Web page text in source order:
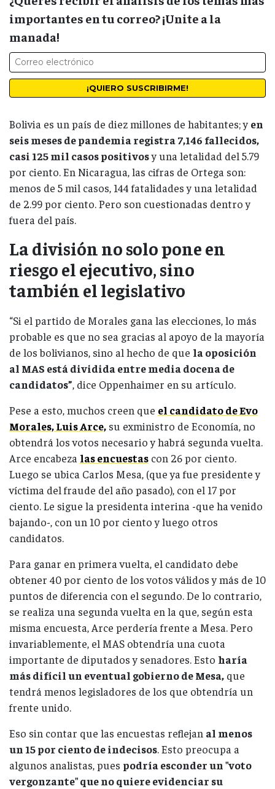
importantes en tu correo? ¡Unite a la
manada!
Bolivia es un país de diez millones de habitantes; yen
seis meses de pandemia registra 7,146 fallecidos,
casi 125 mil casos positivosy una letalidad del 5.79
por ciento. En Nicaragua, las cifras de Ortega son:
menos de 5 mil casos, 144 fatalidades y una letalidad
de 2.99 por ciento. Pero son cuestionadas dentro y
fuera del país.
La división no solo pone en
riesgo el ejecutivo, sino
también el legislativo
“Si el partido de Morales gana las elecciones, lo más
probable es que no sea gracias al apoyo de la mayoría
de los bolivianos, sino al hecho de que la oposición
al MAS está dividida entre media docena de
candidatos”, dice Oppenhaimer en su artículo.
Pese a esto, muchos creen que el candidato de Evo
Morales, Luis Arce, su exministro de Economía, no
obtendrá los votos necesario y habrá segunda vuelta.
Arce encabeza las encuestas con 26 por ciento.
Luego se ubica Carlos Mesa, (que ya fue presidente y
víctima del fraude del año pasado), con el 17 por
ciento. Le sigue la presidenta interina -que ha venido
bajando-, con un 10 por ciento y luego otros
candidatos.
Para ganar en primera vuelta, el candidato debe
obtener 40 por ciento de los votos válidos y más de 10
puntos de diferencia con el segundo. De lo contrario,
se realiza una segunda vuelta en la que, según esta
misma encuesta, Arce perdería frente a Mesa. Pero
invariablemente, el MAS obtendría una cuota
importante de diputados y senadores. Esto haría
más difícil un eventual gobierno de Mesa, que
tendrá menos legisladores de los que obtendría un
frente unido.
Eso sin contar que las encuestas reflejan al menos
un 15 por ciento de indecisos. Esto preocupa a
algunos analistas, pues podría esconder un "voto
vergonzante" que no quiere evidenciar su